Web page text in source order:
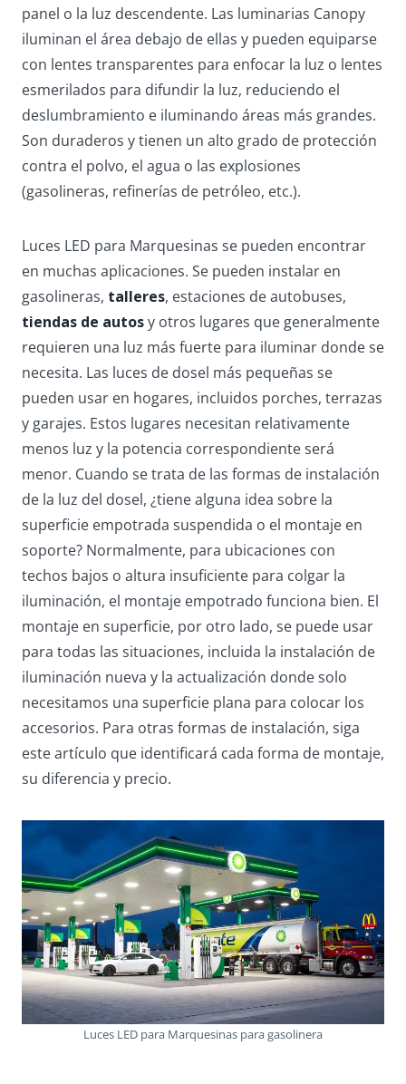
panel o la luz descendente. Las luminarias Canopy
iluminan el área debajo de ellas y pueden equiparse
con lentes transparentes para enfocar la luz o lentes
esmerilados para difundir la luz, reduciendo el
deslumbramiento e iluminando áreas más grandes.
Son duraderos y tienen un alto grado de protección
contra el polvo, el agua o las explosiones
(gasolineras, refinerías de petróleo, etc.).
Luces LED para Marquesinas se pueden encontrar
en muchas aplicaciones. Se pueden instalar en
gasolineras, talleres, estaciones de autobuses,
tiendas de autosy otros lugares que generalmente
requieren una luz más fuerte para iluminar donde se
necesita. Las luces de dosel más pequeñas se
pueden usar en hogares, incluidos porches, terrazas
y garajes. Estos lugares necesitan relativamente
menos luz y la potencia correspondiente será
menor. Cuando se trata de las formas de instalación
de la luz del dosel, ¿tiene alguna idea sobre la
superficie empotrada suspendida o el montaje en
soporte? Normalmente, para ubicaciones con
techos bajos o altura insuficiente para colgar la
iluminación, el montaje empotrado funciona bien. El
montaje en superficie, por otro lado, se puede usar
para todas las situaciones, incluida la instalación de
iluminación nueva y la actualización donde solo
necesitamos una superficie plana para colocar los
accesorios. Para otras formas de instalación, siga
este artículo que identificará cada forma de montaje,
su diferencia y precio.
Luces LED para Marquesinas para gasolinera